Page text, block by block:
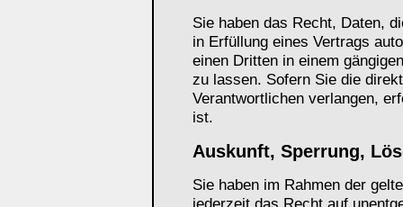
Sie haben das Recht, Daten,
in Erfüllung eines Vertrags
einen Dritten in einem
zu lassen. Sofern Sie die
Verantwortlichen verlangen,
ist.
Auskunft, Sperrung,
Sie haben im Rahmen der